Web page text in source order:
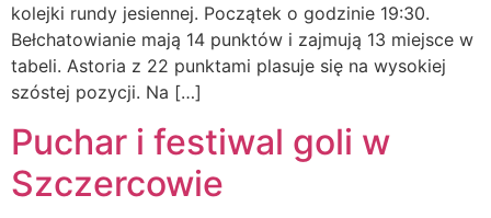
kolejki rundy jesiennej. Początek o godzinie 19:30.
Bełchatowianie mają 14 punktów i zajmują 13 miejsce w
tabeli. Astoria z 22 punktami plasuje się na wysokiej
szóstej pozycji. Na […]
Puchar i festiwal goli w
Szczercowie